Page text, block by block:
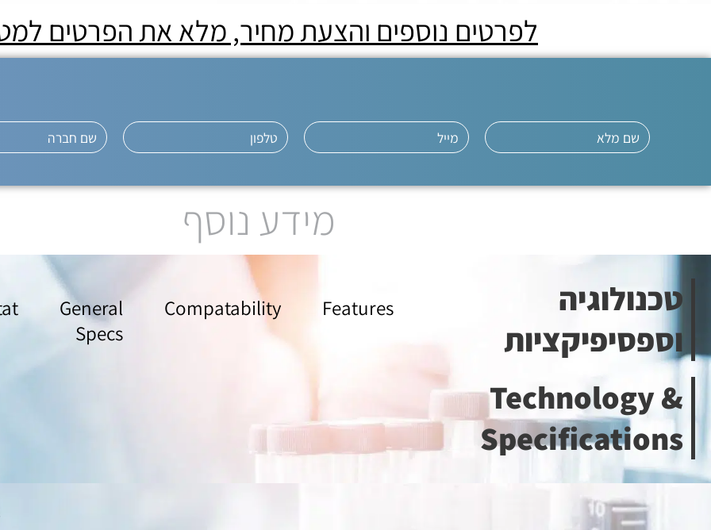
לפרטים נוספים והצעת מחיר, מלא את הפרטים
מידע נוסף
טכנולוגיה
וספסיפיקציות
Technology &
Specifications
Features
Compatability
General
Specs